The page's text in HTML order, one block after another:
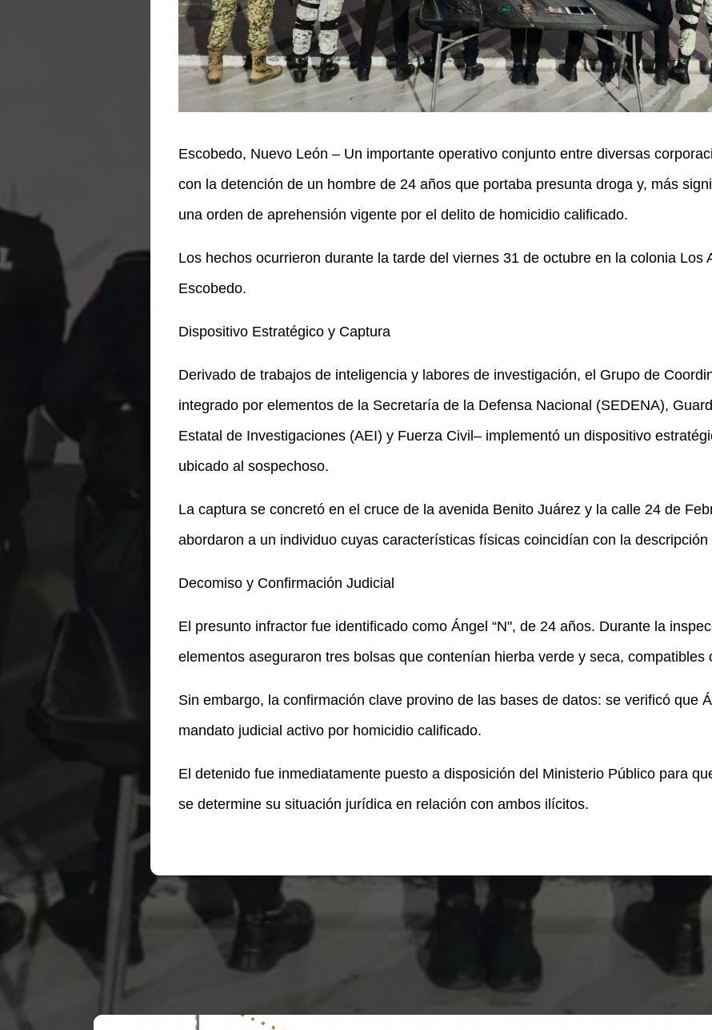
Escobedo, Nuevo León – Un importante operativo conjunto entre diversas
con la detención de un hombre de 24 años que portaba presunta droga y, más
una orden de aprehensión vigente por el delito de homicidio calificado.
Los hechos ocurrieron durante la tarde del viernes 31 de octubre en la colonia Los
Escobedo.
Dispositivo Estratégico y Captura
Derivado de trabajos de inteligencia y labores de investigación, el Grupo de
integrado por elementos de la Secretaría de la Defensa Nacional (SEDENA),
Estatal de Investigaciones (AEI) y Fuerza Civil– implementó un dispositivo
ubicado al sospechoso.
La captura se concretó en el cruce de la avenida Benito Juárez y la calle 24 de
abordaron a un individuo cuyas características físicas coincidían con la
Decomiso y Confirmación Judicial
El presunto infractor fue identificado como Ángel “N", de 24 años. Durante la
elementos aseguraron tres bolsas que contenían hierba verde y seca, compatibles
Sin embargo, la confirmación clave provino de las bases de datos: se verificó que
mandato judicial activo por homicidio calificado.
El detenido fue inmediatamente puesto a disposición del Ministerio Público para
se determine su situación jurídica en relación con ambos ilícitos.
Te puede interesar